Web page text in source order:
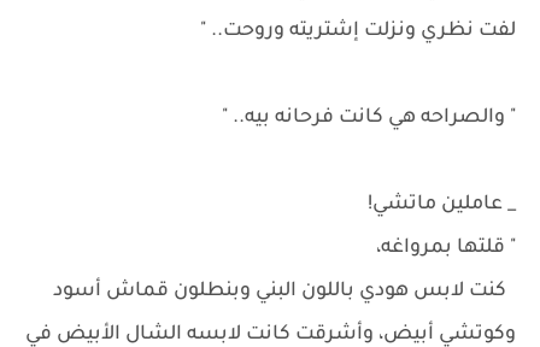
لفت نظري ونزلت إشتريته وروحت.. "
" والصراحه هي كانت فرحانه بيه.. "
_ عاملين ماتشي!
" قلتها بمرواغه،
كنت لابس هودي باللون البني وبنطلون قماش أسود
وكوتشي أبيض، وأشرقت كانت لابسه الشال الأبيض في